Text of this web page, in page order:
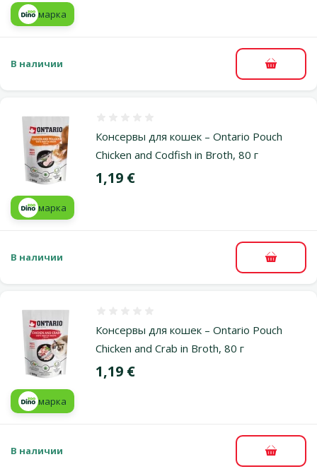
марка
В наличии В
Консервы для кошек – Ontario Pouch
Chicken and Codfish in Broth, 80 г
Цена
1,19 €
марка
В наличии В
Консервы для кошек – Ontario Pouch
Chicken and Crab in Broth, 80 г
Цена
1,19 €
марка
В наличии В